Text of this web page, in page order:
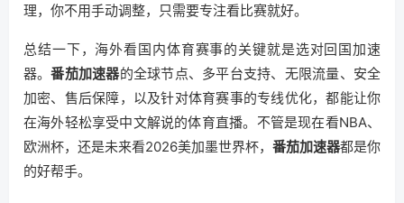
理，你不用手动调整，只需要专注看比赛就好。
总结一下，海外看国内体育赛事的关键就是选对回国加速
器。番茄加速器的全球节点、多平台支持、无限流量、安全
加密、售后保障，以及针对体育赛事的专线优化，都能让你
在海外轻松享受中文解说的体育直播。不管是现在看NBA、
欧洲杯，还是未来看2026美加墨世界杯， 番茄加速器都是你
的好帮手。